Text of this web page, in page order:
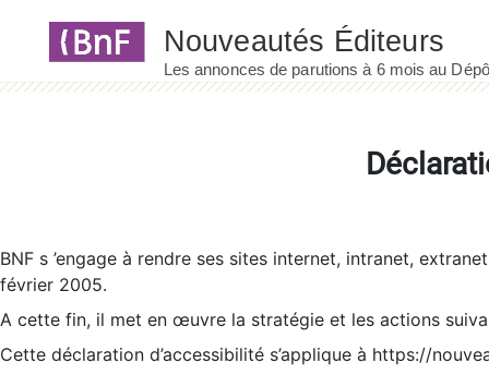
BNF s ’engage à rendre ses sites internet, intranet,
février 2005.
A cette fin, il met en œuvre la stratégie et les actions
Cette déclaration d’accessibilité s’applique à https://